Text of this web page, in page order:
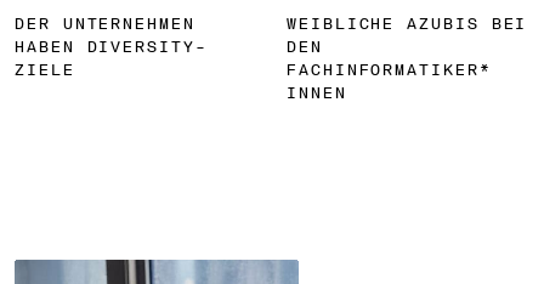
DER UNTERNEHMEN
HABEN DIVERSITY-
ZIELE
WEIBLICHE AZUBIS BEI
DEN
FACHINFORMATIKER*
INNEN